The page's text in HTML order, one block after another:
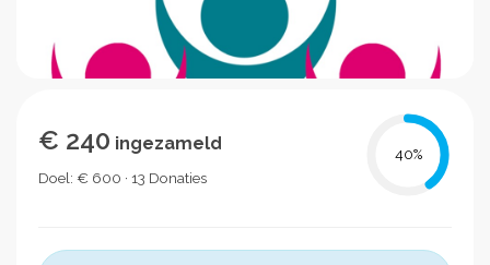
€ 240 ingezameld
Doel: € 600 · 13 Donaties
40%